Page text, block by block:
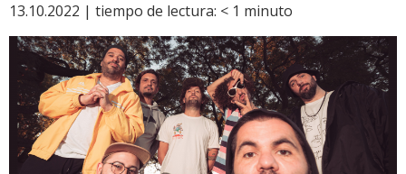
13.10.2022 | tiempo de lectura: < 1 minuto